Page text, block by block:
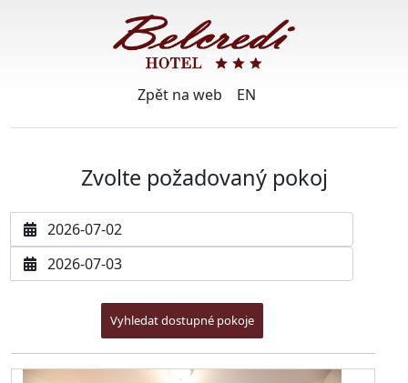
Zpět na web EN
Zvolte požadovaný pokoj
Datum příjezdu
Datum odjezdu